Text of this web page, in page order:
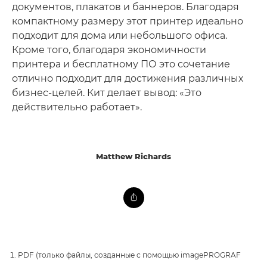
документов, плакатов и баннеров. Благодаря
компактному размеру этот принтер идеально
подходит для дома или небольшого офиса.
Кроме того, благодаря экономичности
принтера и бесплатному ПО это сочетание
отлично подходит для достижения различных
бизнес-целей. Кит делает вывод: «Это
действительно работает».
Matthew Richards
PDF (только файлы, созданные с помощью imagePROGRAF